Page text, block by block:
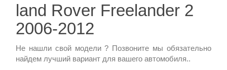
113-
13-
land Rover Freelander 2
2006-2012
Не нашли свой модели ? Позвоните мы обязательно
найдем лучший вариант для вашего автомобиля..